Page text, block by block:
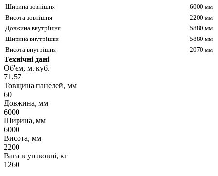
Ширина зовнішня
6000 мм
Висота зовнішня
2200 мм
Довжина внутрішня
5880 мм
Ширина внутрішня
5880 мм
Висота внутрішня
2070 мм
Технічні дані
Об'єм, м. куб.
71,57
Товщина панелей, мм
60
Довжина, мм
6000
Ширина, мм
6000
Висота, мм
2200
Вага в упаковці, кг
1260